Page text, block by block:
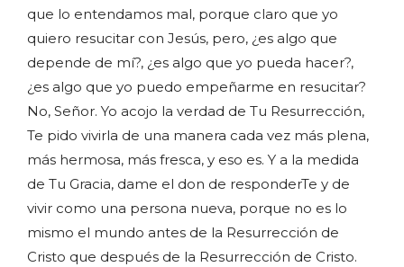
que lo entendamos mal, porque claro que yo
quiero resucitar con Jesús, pero, ¿es algo que
depende de mí?, ¿es algo que yo pueda hacer?,
¿es algo que yo puedo empeñarme en resucitar?
No, Señor. Yo acojo la verdad de Tu Resurrección,
Te pido vivirla de una manera cada vez más plena,
más hermosa, más fresca, y eso es. Y a la medida
de Tu Gracia, dame el don de responderTe y de
vivir como una persona nueva, porque no es lo
mismo el mundo antes de la Resurrección de
Cristo que después de la Resurrección de Cristo.